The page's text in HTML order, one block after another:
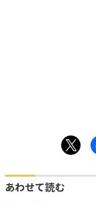
あわせて読む